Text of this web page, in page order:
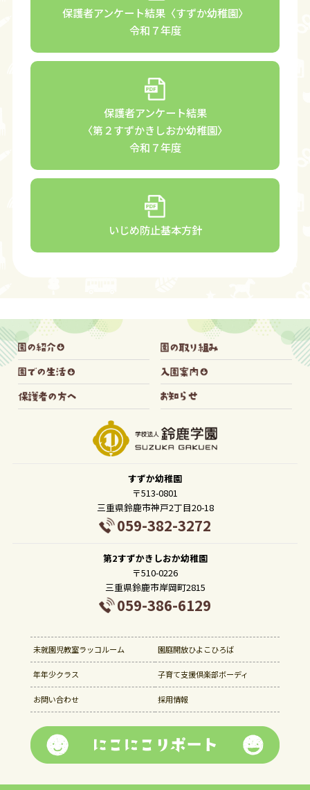
保護者アンケート結果〈すずか幼稚園〉
令和７年度
保護者アンケート結果
〈第２すずかきしおか幼稚園〉
令和７年度
いじめ防止基本方針
すずか幼稚園
〒513-0801
三重県鈴鹿市神戸2丁目20-18
059-382-3272
第2すずかきしおか幼稚園
〒510-0226
三重県鈴鹿市岸岡町2815
059-386-6129
未就園児教室ラッコルーム 園庭開放ひよこひろば
年年少クラス 子育て支援倶楽部ボーディ
お問い合わせ 採用情報